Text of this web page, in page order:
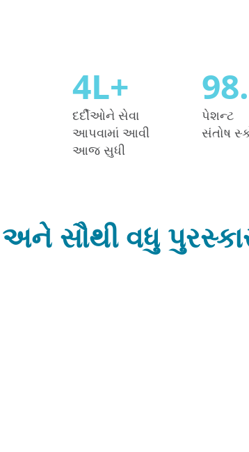
દર્દીઓને સેવા
આપવામાં આવી
આજ સુધી
4L+
પેશન્ટ
સંતોષ
સૌથી વધુ